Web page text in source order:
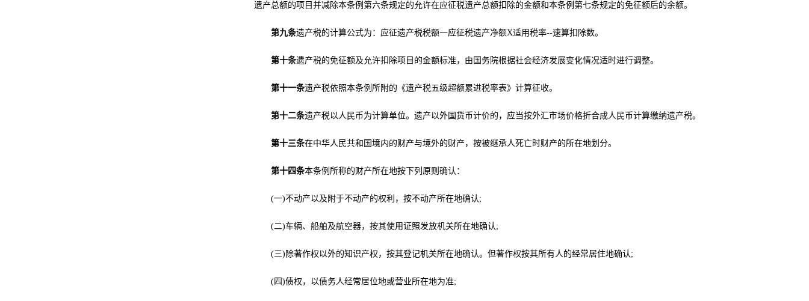
遗产总额的项目并减除本条例第六条规定的允许在应征税遗产总额扣除的金额和本条例第七条规定的免征额后的余额。
第九条遗产税的计算公式为：应征遗产税税额一应征税遗产净额X适用税率--速算扣除数。
第十条遗产税的免征额及允许扣除项目的金额标准，由国务院根据社会经济发展变化情况适时进行调整。
第十一条遗产税依照本条例所附的《遗产税五级超额累进税率表》计算征收。
第十二条遗产税以人民币为计算单位。遗产以外国货币计价的，应当按外汇市场价格折合成人民币计算缴纳遗产税。
第十三条在中华人民共和国境内的财产与境外的财产，按被继承人死亡时财产的所在地划分。
第十四条本条例所称的财产所在地按下列原则确认：
(一)不动产以及附于不动产的权利，按不动产所在地确认;
(二)车辆、船舶及航空器，按其使用证照发放机关所在地确认;
(三)除著作权以外的知识产权，按其登记机关所在地确认。但著作权按其所有人的经常居住地确认;
(四)债权，以债务人经常居位地或营业所在地为准;